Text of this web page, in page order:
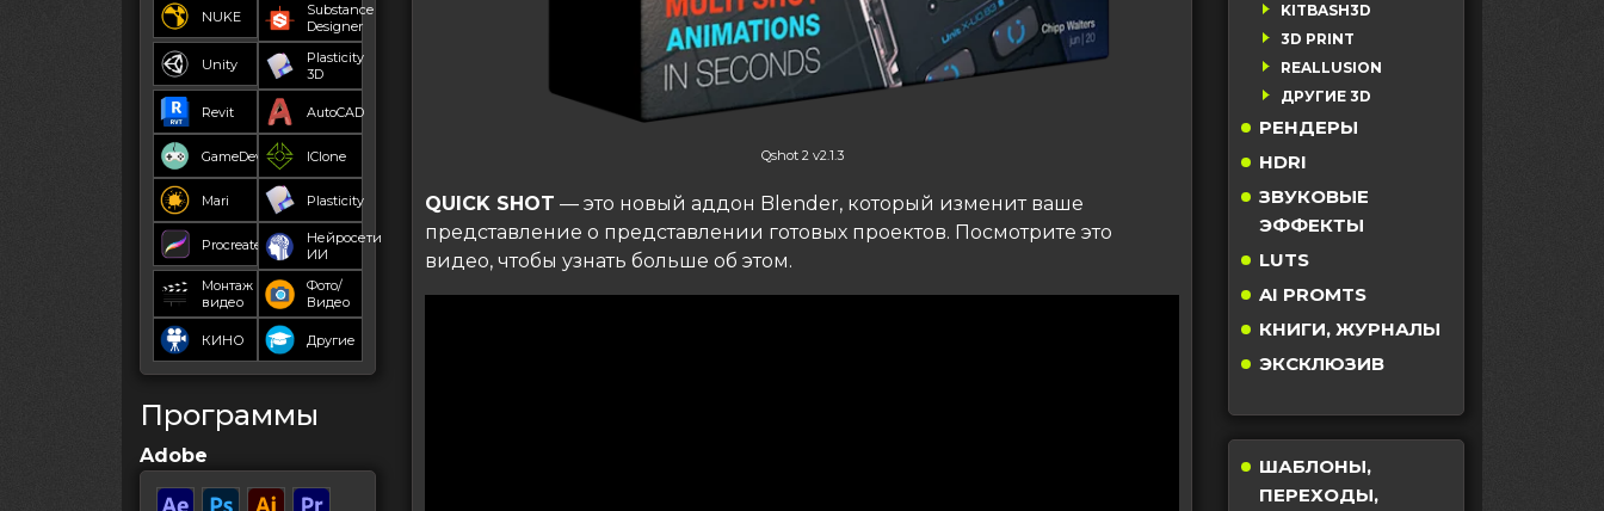
NUKE
Substance
Designer
Unity
Plasticity
3D
Revit AutoCAD
GameDev IClone
Mari Plasticity
Procreate
Нейросети
ИИ
Монтаж
видео
Фото/
Видео
КИНО Другие
Программы
Adobe
Qshot 2 v2.1.3
QUICK SHOT — это новый аддон Blender, который изменит ваше
представление о представлении готовых проектов. Посмотрите это
видео, чтобы узнать больше об этом.
KITBASH3D
3D PRINT
REALLUSION
ДРУГИЕ 3D
РЕНДЕРЫ
HDRI
ЗВУКОВЫЕ
ЭФФЕКТЫ
LUTS
AI PROMTS
КНИГИ, ЖУРНАЛЫ
ЭКСКЛЮЗИВ
ШАБЛОНЫ,
ПЕРЕХОДЫ,